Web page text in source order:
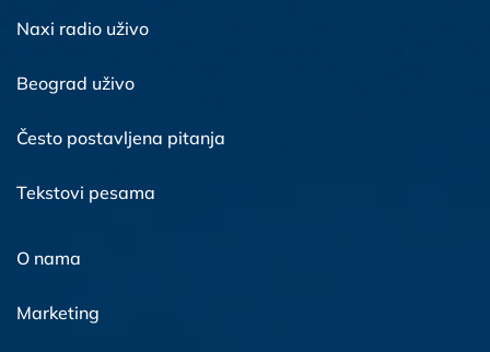
Naxi radio uživo
Beograd uživo
Često postavljena pitanja
Tekstovi pesama
O nama
Marketing